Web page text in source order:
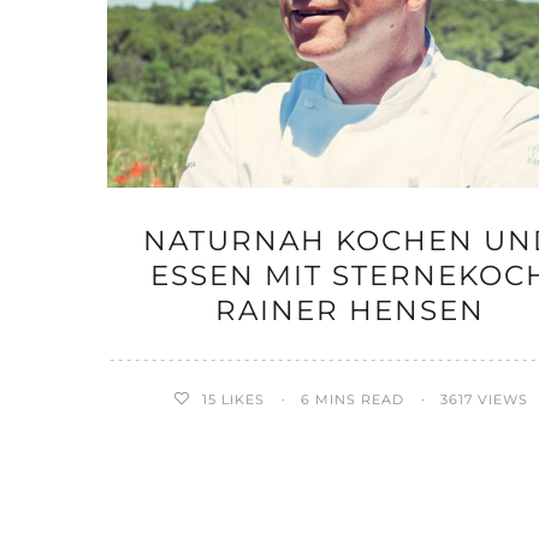
NATURNAH KOCHEN
ESSEN MIT
RAINER HENSEN
15 LIKES 6 MINS READ 3617 VIEWS